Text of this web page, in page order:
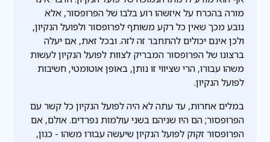
מורה בהכרח על איזשהו רוע בלבו של הפרופסור, אלא
נובע מכך שאין כל רקע משותף לפרופסור ולפועל הנקיון,
ולכן אינם יכולים להתחבר זה לזה. ובכל זאת, אם יעלה
ברצונו של הפרופסור המבריק לצוות לפועל הנקיון לעשות
משהו עבורו, הרי שציווי זו נותן, באופן אוטומטי, חשיבות
לפועל הנקיון.
במלים אחרות, עד עתה לא היה לפועל הנקיון כל קשר עם
הפרופסור; הם היו שניהם בשני עולמות נפרדים. אולם, אם
הפרופסור זקוק לפועל הנקיון שיעשה עבורו משהו - כגון,